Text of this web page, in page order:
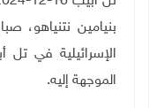
بنيامين نتنياهو،
الإسرائيلية في تل
الموجهة إليه.